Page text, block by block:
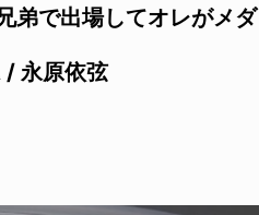
弟で出場してオレがメダ
永原依弦